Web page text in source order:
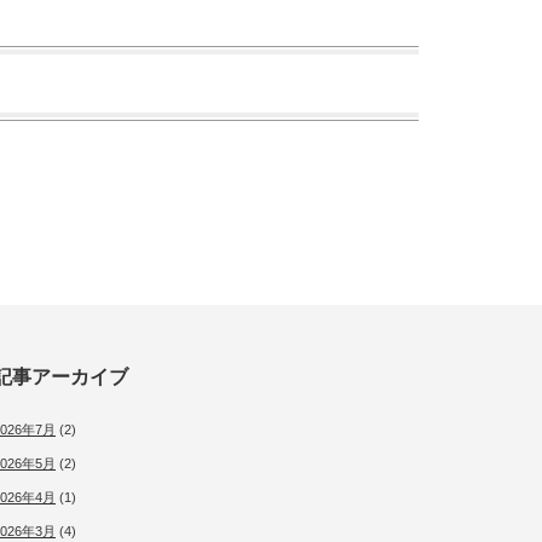
事アーカイブ
年7月 (2)
年5月 (2)
年4月 (1)
年3月 (4)